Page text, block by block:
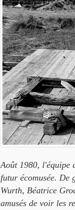
Août 1980, l'équipe
futur écomusée. De
Wurth, Béatrice
amusés de voir les